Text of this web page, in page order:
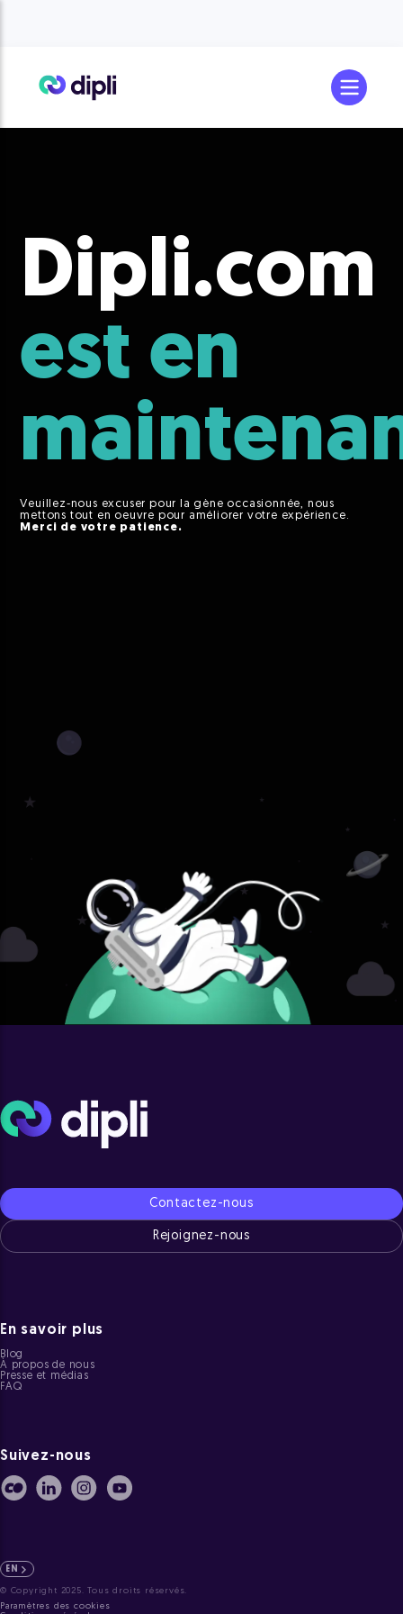
Dipli.com
est en
Veuillez-nous excuser pour la gène occasionnée, nous
mettons tout en oeuvre pour améliorer votre expérience.
Merci de votre patience.
Contactez-nous
Rejoignez-nous
En savoir plus
Blog
À propos de nous
Presse et médias
FAQ
Suivez-nous
Paramètres des cookies
EN
© Copyright 2025. Tous droits réservés.